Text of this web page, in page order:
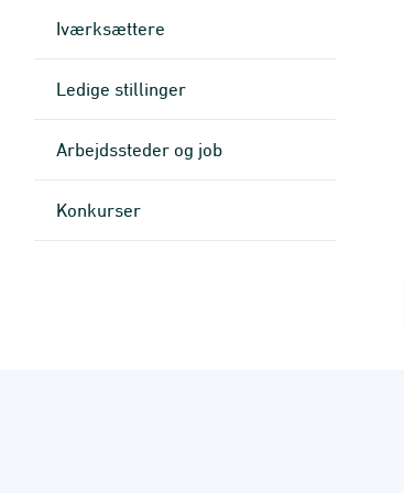
Iværksættere
Ledige stillinger
Arbejdssteder og job
Konkurser